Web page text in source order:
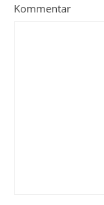
Kommentar